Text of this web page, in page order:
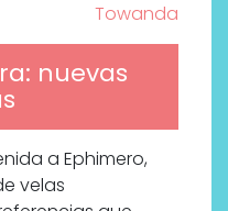
Towanda
nuevas
a Ephimero,
velas